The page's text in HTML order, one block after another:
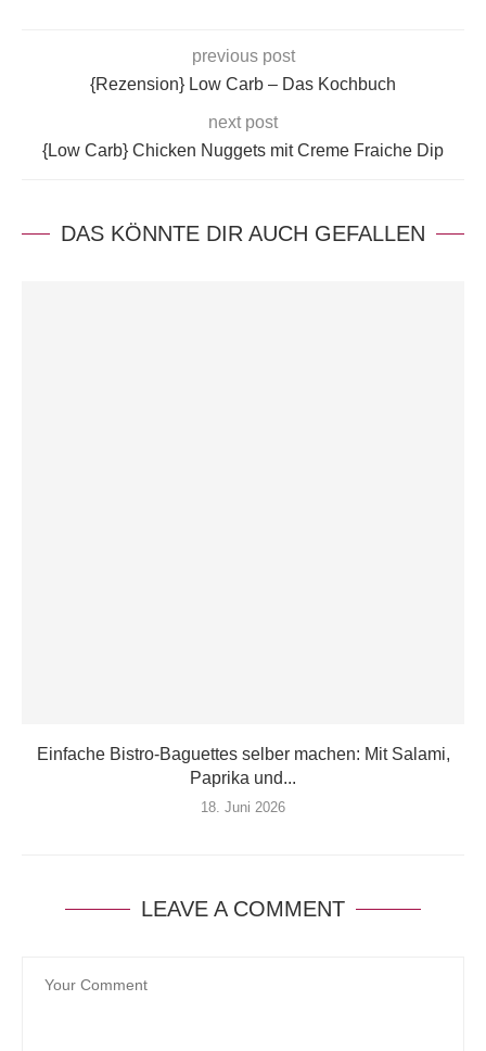
previous post
{Rezension} Low Carb – Das Kochbuch
next post
{Low Carb} Chicken Nuggets mit Creme Fraiche Dip
DAS KÖNNTE DIR AUCH GEFALLEN
Einfache Bistro-Baguettes selber machen: Mit Salami,
Paprika und...
18. Juni 2026
LEAVE A COMMENT